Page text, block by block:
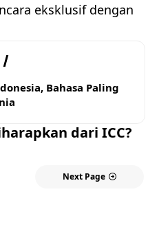
eksklusif dengan
Bahasa Paling
dari ICC?
Next Page